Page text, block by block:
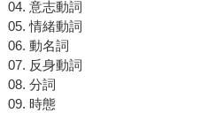
04. 意志動詞
05. 情緒動詞
06. 動名詞
07. 反身動詞
08. 分詞
09. 時態